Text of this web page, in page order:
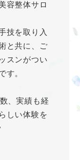
容整体サロ
技を取り入
と共に、ご
スンがつい
す。
、実績も経
しい体験を